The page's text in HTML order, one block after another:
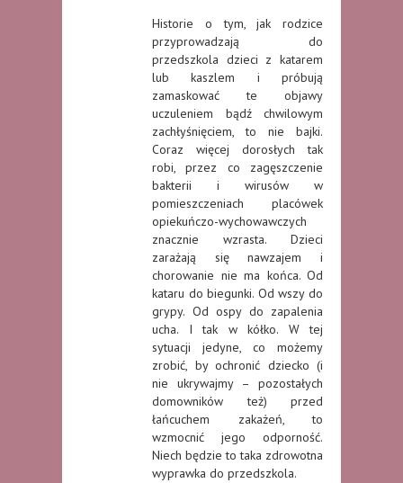
Historie o tym, jak rodzice
przyprowadzają do
przedszkola dzieci z katarem
lub kaszlem i próbują
zamaskować te objawy
uczuleniem bądź chwilowym
zachłyśnięciem, to nie bajki.
Coraz więcej dorosłych tak
robi, przez co zagęszczenie
bakterii i wirusów w
pomieszczeniach placówek
opiekuńczo-wychowawczych
znacznie wzrasta. Dzieci
zarażają się nawzajem i
chorowanie nie ma końca. Od
kataru do biegunki. Od wszy do
grypy. Od ospy do zapalenia
ucha. I tak w kółko. W tej
sytuacji jedyne, co możemy
zrobić, by ochronić dziecko (i
nie ukrywajmy – pozostałych
domowników też) przed
łańcuchem zakażeń, to
wzmocnić jego odporność.
Niech będzie to taka zdrowotna
wyprawka do przedszkola.